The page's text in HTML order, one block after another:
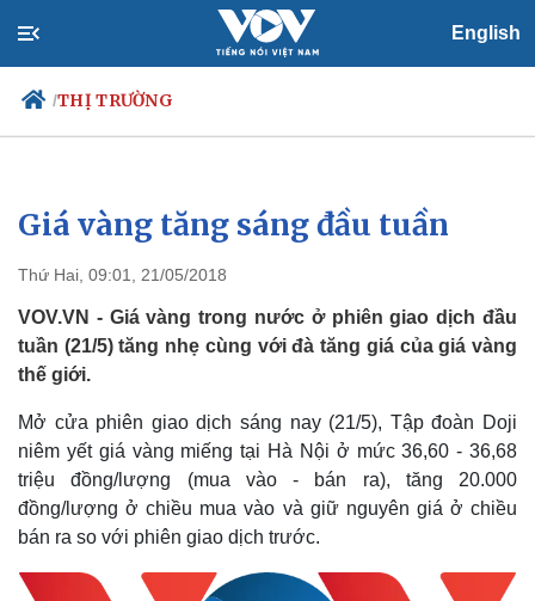
English
/THỊ TRƯỜNG
Chính trị
Tổ chức nhân sự
Quốc hội
Xã hội
Giáo dục
Dấu ấn VOV
Việc làm
Giá vàng tăng sáng đầu tuần
Thứ Hai, 09:01, 21/05/2018
VOV.VN - Giá vàng trong nước ở phiên giao dịch đầu
tuần (21/5) tăng nhẹ cùng với đà tăng giá của giá vàng
thế giới.
Mở cửa phiên giao dịch sáng nay (21/5), Tập đoàn Doji
niêm yết giá vàng miếng tại Hà Nội ở mức 36,60 - 36,68
triệu đồng/lượng (mua vào - bán ra), tăng 20.000
đồng/lượng ở chiều mua vào và giữ nguyên giá ở chiều
bán ra so với phiên giao dịch trước.